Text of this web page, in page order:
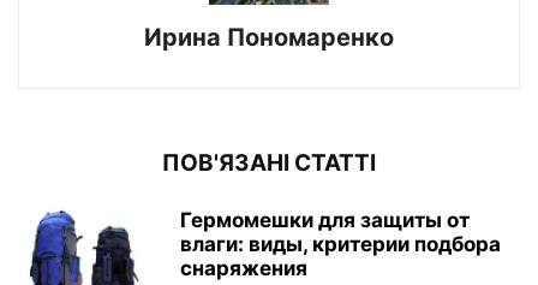
Ирина Пономаренко
ПОВ'ЯЗАНІ СТАТТІ
Гермомешки для защиты от
влаги: виды, критерии подбора
снаряжения